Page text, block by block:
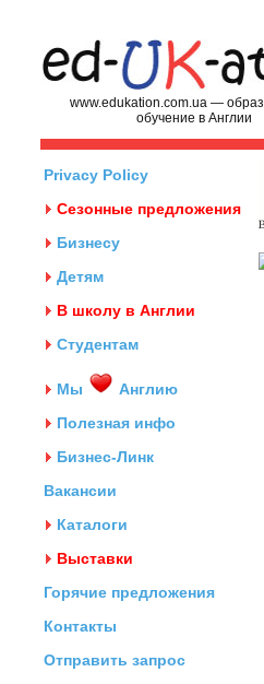
www.edukation.com.ua —
обучение в Англии
Privacy Policy
Сезонные предложения
Бизнесу
Детям
В школу в Англии
Студентам
Мы
Англию
Полезная инфо
Бизнес-Линк
Вакансии
Каталоги
Выставки
Горячие предложения
Контакты
Отправить запрос